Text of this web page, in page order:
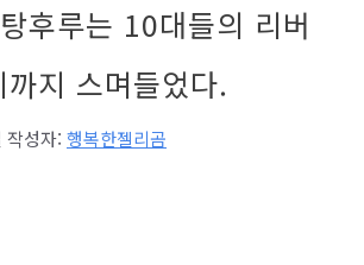
후루는 10대들의 리버
지 스며들었다.
작성자: 행복한젤리곰